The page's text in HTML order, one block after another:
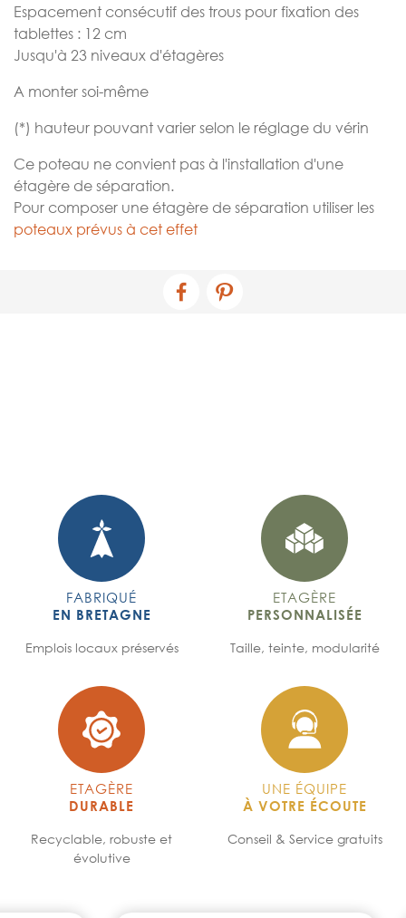
Espacement consécutif des trous pour fixation des
tablettes : 12 cm
Jusqu'à 23 niveaux d'étagères
A monter soi-même
(*) hauteur pouvant varier selon le réglage du vérin
Ce poteau ne convient pas à l'installation d'une
étagère de séparation.
Pour composer une étagère de séparation utiliser les
poteaux prévus à cet effet
FABRIQUÉ
EN BRETAGNE
Emplois locaux préservés
ETAGÈRE
PERSONNALISÉE
Taille, teinte, modularité
ETAGÈRE
DURABLE
Recyclable, robuste et
évolutive
UNE ÉQUIPE
À VOTRE ÉCOUTE
Conseil & Service gratuits